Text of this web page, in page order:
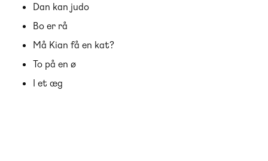
Dan kan judo
Bo er rå
Må Kian få en kat?
To på en ø
I et æg